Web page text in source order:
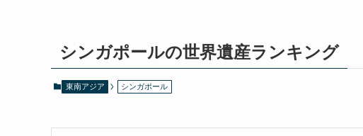
シンガポールの世界遺産ランキング
東南アジア シンガポール